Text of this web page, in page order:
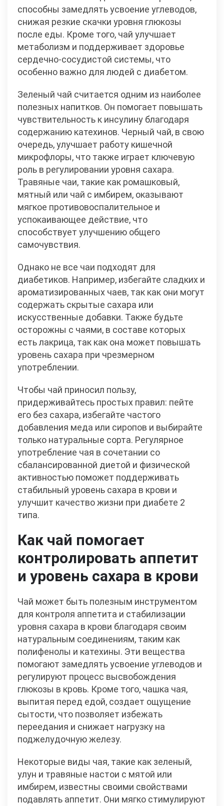
способны замедлять усвоение углеводов,
снижая резкие скачки уровня глюкозы
после еды. Кроме того, чай улучшает
метаболизм и поддерживает здоровье
сердечно-сосудистой системы, что
особенно важно для людей с диабетом.
Зеленый чай считается одним из наиболее
полезных напитков. Он помогает повышать
чувствительность к инсулину благодаря
содержанию катехинов. Черный чай, в свою
очередь, улучшает работу кишечной
микрофлоры, что также играет ключевую
роль в регулировании уровня сахара.
Травяные чаи, такие как ромашковый,
мятный или чай с имбирем, оказывают
мягкое противовоспалительное и
успокаивающее действие, что
способствует улучшению общего
самочувствия.
Однако не все чаи подходят для
диабетиков. Например, избегайте сладких и
ароматизированных чаев, так как они могут
содержать скрытые сахара или
искусственные добавки. Также будьте
осторожны с чаями, в составе которых
есть лакрица, так как она может повышать
уровень сахара при чрезмерном
употреблении.
Чтобы чай приносил пользу,
придерживайтесь простых правил: пейте
его без сахара, избегайте частого
добавления меда или сиропов и выбирайте
только натуральные сорта. Регулярное
употребление чая в сочетании со
сбалансированной диетой и физической
активностью поможет поддерживать
стабильный уровень сахара в крови и
улучшит качество жизни при диабете 2
типа.
Как чай помогает
контролировать аппетит
и уровень сахара в крови
Чай может быть полезным инструментом
для контроля аппетита и стабилизации
уровня сахара в крови благодаря своим
натуральным соединениям, таким как
полифенолы и катехины. Эти вещества
помогают замедлять усвоение углеводов и
регулируют процесс высвобождения
глюкозы в кровь. Кроме того, чашка чая,
выпитая перед едой, создает ощущение
сытости, что позволяет избежать
переедания и снижает нагрузку на
поджелудочную железу.
Некоторые виды чая, такие как зеленый,
улун и травяные настои с мятой или
имбирем, известны своими свойствами
подавлять аппетит. Они мягко стимулируют